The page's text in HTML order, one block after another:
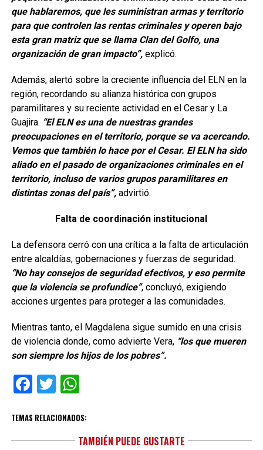
que hablaremos, que les suministran armas y territorio
para que controlen las rentas criminales y operen bajo
esta gran matriz que se llama Clan del Golfo, una
organización de gran impacto”,explicó.
Además, alertó sobre la creciente influencia del ELN en la
región, recordando su alianza histórica con grupos
paramilitares y su reciente actividad en el Cesar y La
Guajira. “El ELN es una de nuestras grandes
preocupaciones en el territorio, porque se va acercando.
Vemos que también lo hace por el Cesar. El ELN ha sido
aliado en el pasado de organizaciones criminales en el
territorio, incluso de varios grupos paramilitares en
distintas zonas del país”,advirtió.
Falta de coordinación institucional
La defensora cerró con una crítica a la falta de articulación
entre alcaldías, gobernaciones y fuerzas de seguridad.
“No hay consejos de seguridad efectivos, y eso permite
que la violencia se profundice”, concluyó, exigiendo
acciones urgentes para proteger a las comunidades.
Mientras tanto, el Magdalena sigue sumido en una crisis
de violencia donde, como advierte Vera, “los que mueren
son siempre los hijos de los pobres”.
Facebook
TwitterWhatsApp
TEMAS RELACIONADOS:
TAMBIÉN PUEDE GUSTARTE